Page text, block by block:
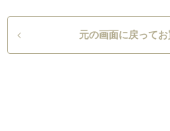
元の画面に戻って